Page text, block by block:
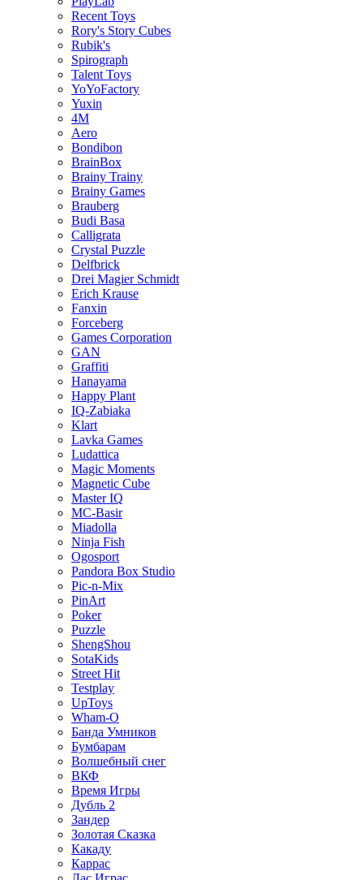
Recent Toys
Rory's Story Cubes
Rubik's
Spirograph
Talent Toys
YoYoFactory
Yuxin
4M
Aero
Bondibon
BrainBox
Brainy Trainy
Brainy Games
Brauberg
Budi Basa
Calligrata
Crystal Puzzle
Delfbrick
Drei Magier Schmidt
Erich Krause
Fanxin
Forceberg
Games Corporation
GAN
Graffiti
Hanayama
Happy Plant
IQ-Zabiaka
Klart
Lavka Games
Ludattica
Magic Moments
Magnetic Cube
Master IQ
MC-Basir
Miadolla
Ninja Fish
Ogosport
Pandora Box Studio
Pic-n-Mix
PinArt
Poker
Puzzle
ShengShou
SotaKids
Street Hit
Testplay
UpToys
Wham-O
Банда Умников
Бумбарам
Волшебный снег
ВКФ
Время Игры
Дубль 2
Зандер
Золотая Сказка
Какаду
Каррас